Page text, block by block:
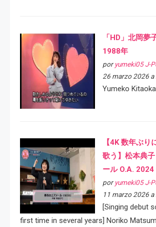
「HD」北岡
1988年
por yumeki05 J-
26 marzo 2026 a
Yumeko
【4K 数年ぶり
歌う】松本典
ール O.A.
por yumeki05 J-
11 marzo 2026 a
[Singing debut
first time in several years] Noriko